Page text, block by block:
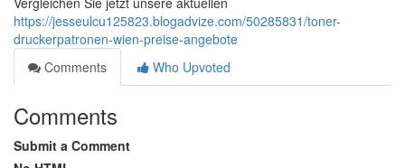
https://jesseulcu125823.blogadvize.com/50285831/toner-
druckerpatronen-wien-preise-angebote
Comments
Who Upvoted
Comments
Submit a Comment